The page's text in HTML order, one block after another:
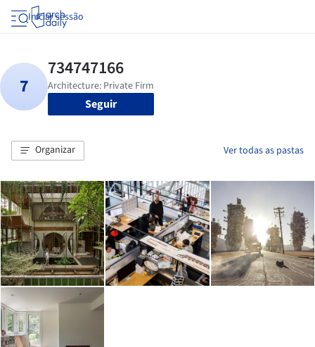
Iniciar sessão
Seguir
Organizar Ver todas as pastas